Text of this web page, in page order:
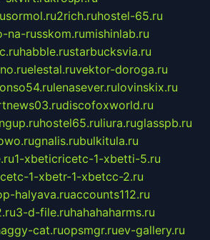
sormol.ru2rich.ruhostel-65.ru
na-russkom.rumishinlab.ru
habble.rustarbucksvia.ru
elestal.ruvektor-doroga.ru
lenasever.rulovinskix.ru
discofoxworld.ru
hostel65.ruliura.ruglasspb.ru
gnalis.rubulkitula.ru
1-xbeticricetc-1-xbetti-5.ru
1-xbetr-1-xbetcc-2.ru
halyava.ruaccounts112.ru
3-d-file.ruhahahaharms.ru
cat.ruopsmgr.ruev-gallery.ru